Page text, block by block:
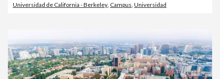
Universidad de California - Berkeley Campus Universidad